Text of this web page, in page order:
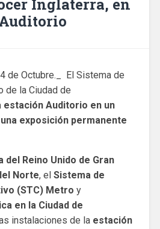
Inglaterra, en
de Octubre._ El Sistema de
de la Ciudad de
estación Auditorio en un
exposición permanente
del Reino Unido de Gran
Norte, el Sistema de
(STC) Metro y
en la Ciudad de
instalaciones de la estación